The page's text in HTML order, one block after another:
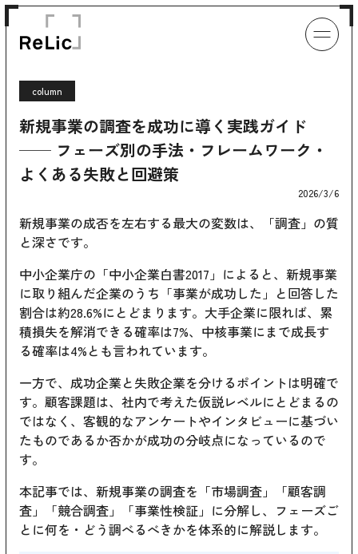
column
新規事業の調査を成功に導く実践ガイド
── フェーズ別の手法・フレームワーク・
よくある失敗と回避策
2026/3/6
新規事業の成否を左右する最大の変数は、「調査」の質
と深さです。
中小企業庁の「中小企業白書2017」によると、新規事業
に取り組んだ企業のうち「事業が成功した」と回答した
割合は約28.6%にとどまります。大手企業に限れば、累
積損失を解消できる確率は7%、中核事業にまで成長す
る確率は4%とも言われています。
一方で、成功企業と失敗企業を分けるポイントは明確で
す。顧客課題は、社内で考えた仮説レベルにとどまるの
ではなく、客観的なアンケートやインタビューに基づい
たものであるか否かが成功の分岐点になっているので
す。
本記事では、新規事業の調査を「市場調査」「顧客調
査」「競合調査」「事業性検証」に分解し、フェーズご
とに何を・どう調べるべきかを体系的に解説します。